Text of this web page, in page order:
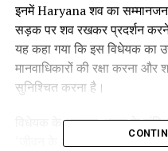
इनमें Haryana शव का
सड़क पर शव रखकर प्रदर्शन
यह कहा गया कि इस विधेयक का
मानवाधिकारों की रक्षा करना
सुनिश्चित करना है।
विधेयक के अनुसार, भारत के
‘जीवन के अधिकार’ में ‘मृतकों के